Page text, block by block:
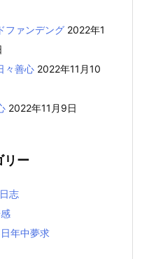
ファンデング 2022年1
々善心 2022年11月10
2022年11月9日
リー
志
年中夢求